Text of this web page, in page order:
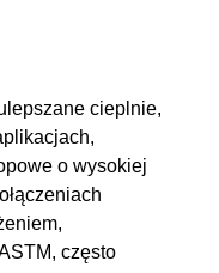
cieplnie,
o wysokiej
często